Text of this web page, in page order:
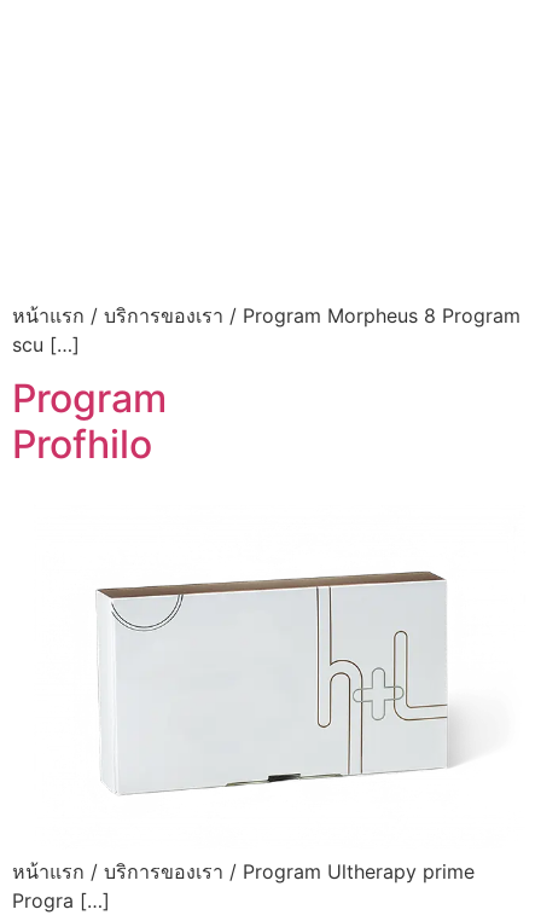
หน้าแรก / บริการของเรา / Program Morpheus 8 Program
scu […]
Program
Profhilo
หน้าแรก / บริการของเรา / Program Ultherapy prime
Progra […]